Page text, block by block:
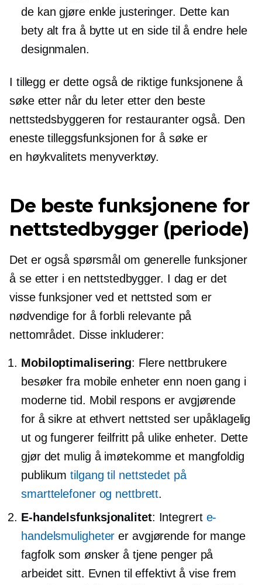
de kan gjøre enkle justeringer. Dette kan
bety alt fra å bytte ut en side til å endre hele
designmalen.
I tillegg er dette også de riktige funksjonene å
søke etter når du leter etter den beste
nettstedsbyggeren for restauranter også. Den
eneste tilleggsfunksjonen for å søke er
en høykvalitetsmenyverktøy.
De beste funksjonene for
nettstedbygger (periode)
Det er også spørsmål om generelle funksjoner
å se etter i en nettstedbygger. I dag er det
visse funksjoner ved et nettsted som er
nødvendige for å forbli relevante på
nettområdet. Disse inkluderer:
Mobiloptimalisering: Flere nettbrukere
besøker fra mobile enheter enn noen gang i
moderne tid. Mobil respons er avgjørende
for å sikre at ethvert nettsted ser upåklagelig
ut og fungerer feilfritt på ulike enheter. Dette
gjør det mulig å imøtekomme et mangfoldig
publikumtilgang til nettstedet på
smarttelefoner og nettbrett.
E-handelsfunksjonalitet: Integrert e-
handelsmuligheter er avgjørende for mange
fagfolk som ønsker å tjene penger på
arbeidet sitt. Evnen til effektivt å vise frem